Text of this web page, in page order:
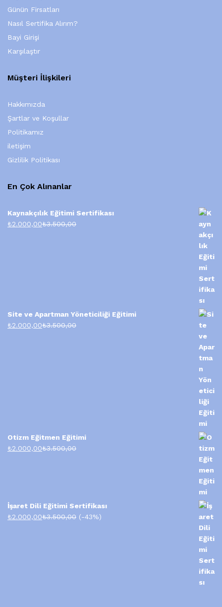
Günün Firsatları
Nasıl Sertifika Alırım?
Bayi Girişi
Karşılaştır
Müşteri İlişkileri
Hakkımızda
Şartlar ve Koşullar
Politikamız
iletişim
Gizlilik Politikası
En Çok Alınanlar
Kaynakçılık Eğitimi Sertifikası
₺2.000,00₺3.500,00
Site ve Apartman Yöneticiliği Eğitimi
₺2.000,00₺3.500,00
Otizm Eğitmen Eğitimi
₺2.000,00₺3.500,00
İşaret Dili Eğitimi Sertifikası
₺2.000,00₺3.500,00 (-43%)